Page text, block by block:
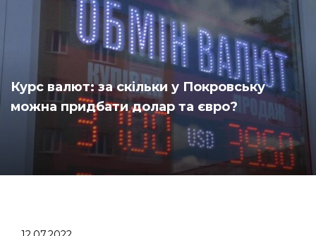
Курс валют: за скільки у Покровську
можна придбати долар та євро?